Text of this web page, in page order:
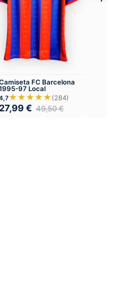
FC Barcelona
97 Local
★★★★★(284)
27,99 € 49,50€